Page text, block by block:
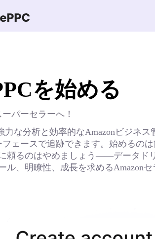
を始める
パーセラーへ！
力な分析と効率的なAmazonビジネ
フェースで追跡できます。始めるの
頼るのはやめましょう——データド
ル、明瞭性、成長を求めるAmazon